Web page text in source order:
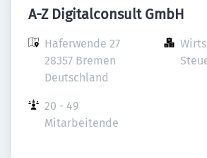
A-Z Digitalconsult GmbH
Haferwende 27
28357 Bremen
Deutschland
20 - 49
Mitarbeitende